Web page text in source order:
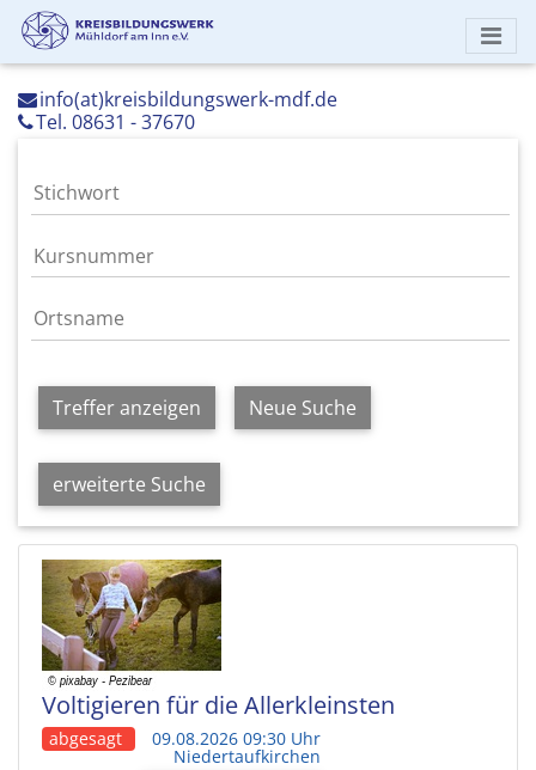
info(at)kreisbildungswerk-mdf.de
Tel. 08631 - 37670
Treffer anzeigen Neue Suche
erweiterte Suche
Voltigieren für die Allerkleinsten
abgesagt 09.08.2026 09:30 Uhr
Niedertaufkirchen